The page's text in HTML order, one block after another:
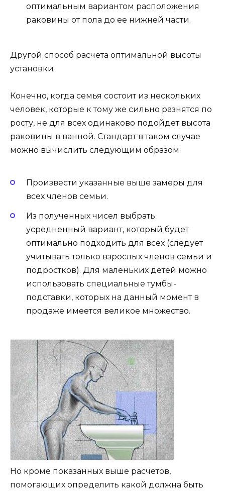
оптимальным вариантом расположения
раковины от пола до ее нижней части.
Другой способ расчета оптимальной высоты
установки
Конечно, когда семья состоит из нескольких
человек, которые к тому же сильно разнятся по
росту, не для всех одинаково подойдет высота
раковины в ванной. Стандарт в таком случае
можно вычислить следующим образом:
Произвести указанные выше замеры для
всех членов семьи.
Из полученных чисел выбрать
усредненный вариант, который будет
оптимально подходить для всех (следует
учитывать только взрослых членов семьи и
подростков). Для маленьких детей можно
использовать специальные тумбы-
подставки, которых на данный момент в
продаже имеется великое множество.
Но кроме показанных выше расчетов,
помогающих определить какой должна быть